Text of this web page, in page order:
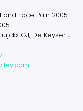
Face Pain 2005.
GJ, De Keyser J.